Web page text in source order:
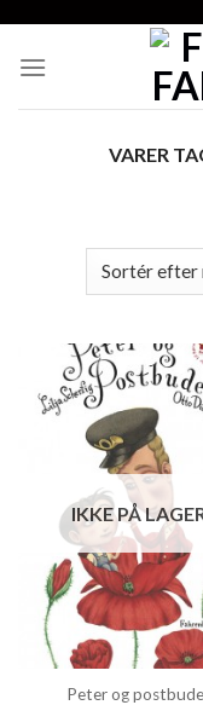
content
VARER
IKKE PÅ
Peter og